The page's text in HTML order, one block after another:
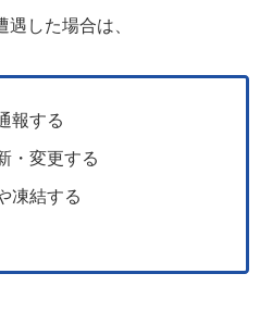
した場合は、
報する
・変更する
凍結する